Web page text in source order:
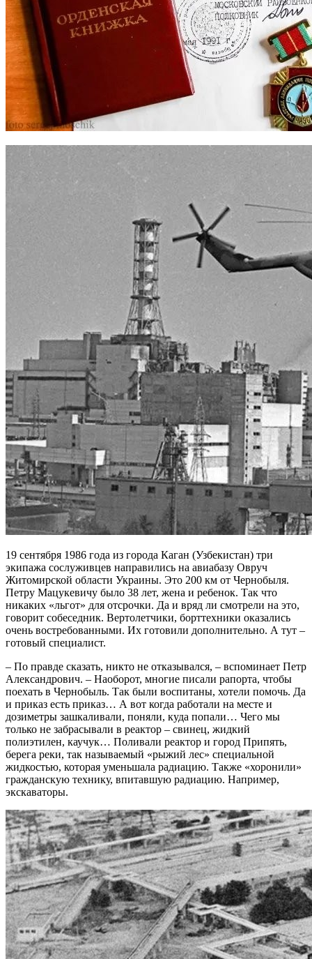
19 сентября 1986 года из города Каган (Узбекистан) три
экипажа сослуживцев направились на авиабазу Овруч
Житомирской области Украины. Это 200 км от Чернобыля.
Петру Мацукевичу было 38 лет, жена и ребенок. Так что
никаких «льгот» для отсрочки. Да и вряд ли смотрели на это,
говорит собеседник. Вертолетчики, борттехники оказались
очень востребованными. Их готовили дополнительно. А тут –
готовый специалист.
– По правде сказать, никто не отказывался, – вспоминает Петр
Александрович. – Наоборот, многие писали рапорта, чтобы
поехать в Чернобыль. Так были воспитаны, хотели помочь. Да
и приказ есть приказ… А вот когда работали на месте и
дозиметры зашкаливали, поняли, куда попали… Чего мы
только не забрасывали в реактор – свинец, жидкий
полиэтилен, каучук… Поливали реактор и город Припять,
берега реки, так называемый «рыжий лес» специальной
жидкостью, которая уменьшала радиацию. Также «хоронили»
гражданскую технику, впитавшую радиацию. Например,
экскаваторы.